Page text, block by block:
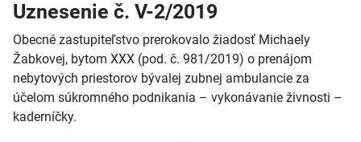
Uznesenie č. V-2/2019
Obecné zastupiteľstvo prerokovalo žiadosť Michaely
Žabkovej, bytom XXX (pod. č. 981/2019) o prenájom
nebytových priestorov bývalej zubnej ambulancie za
účelom súkromného podnikania – vykonávanie živnosti –
kaderníčky.